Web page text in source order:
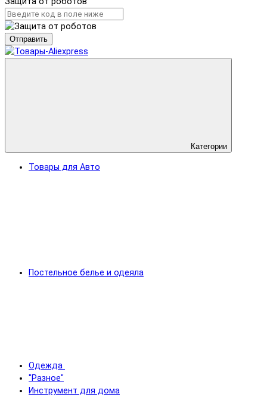
Отправить
Категории
Товары для Авто
Постельное белье и одеяла
Одежда
"Разное"
Инструмент для дома